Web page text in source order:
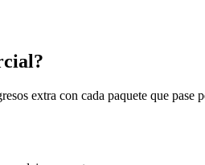
extra con cada paquete que pase